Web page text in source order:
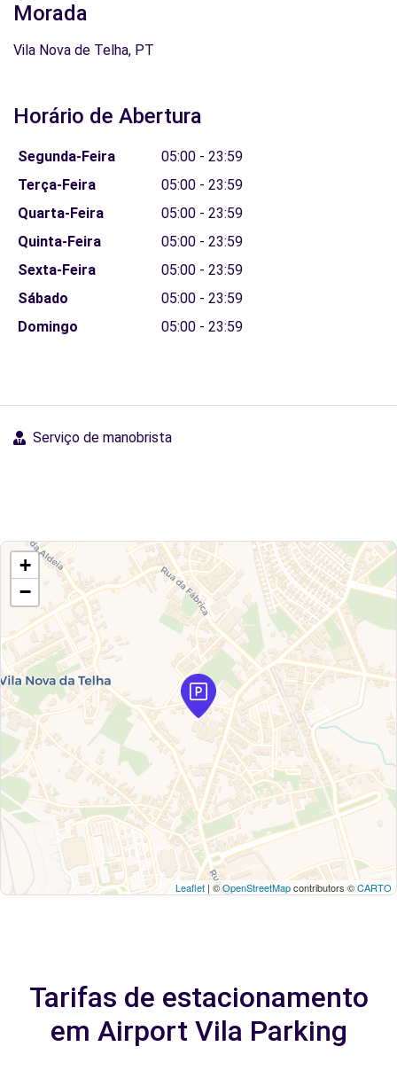
Morada
Vila Nova de Telha, PT
Horário de Abertura
Segunda-Feira
05:00 - 23:59
Terça-Feira
05:00 - 23:59
Quarta-Feira
05:00 - 23:59
Quinta-Feira
05:00 - 23:59
Sexta-Feira
05:00 - 23:59
Sábado
05:00 - 23:59
Domingo
05:00 - 23:59
Serviço de manobrista
+
−
Leaflet | ©OpenStreetMapcontributors ©CARTO
Tarifas de estacionamento
em Airport Vila Parking